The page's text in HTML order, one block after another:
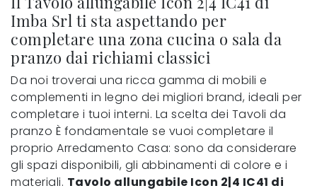
Imba Srl ti sta aspettando per
completare una zona cucina o sala da
pranzo dai richiami classici
Da noi troverai una ricca gamma di mobili e
complementi in legno dei migliori brand, ideali per
completare i tuoi interni. La scelta dei Tavoli da
pranzo È fondamentale se vuoi completare il
proprio Arredamento Casa: sono da considerare
gli spazi disponibili, gli abbinamenti di colore e i
materiali. Tavolo allungabile Icon 2|4 IC41 di